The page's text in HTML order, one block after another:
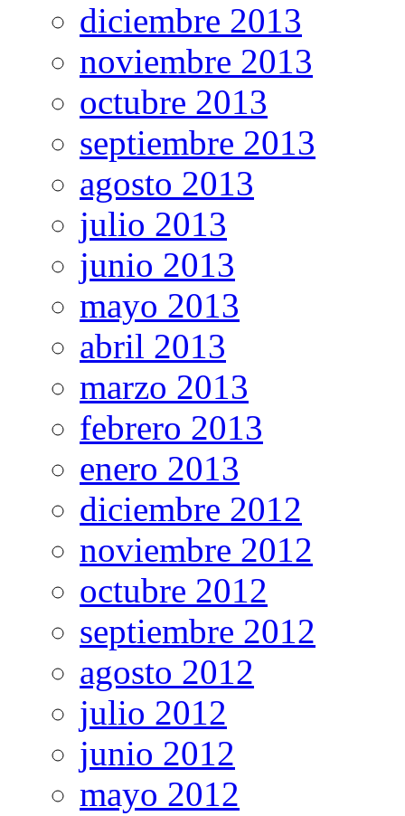
diciembre 2013
noviembre 2013
octubre 2013
septiembre 2013
agosto 2013
julio 2013
junio 2013
mayo 2013
abril 2013
marzo 2013
febrero 2013
enero 2013
diciembre 2012
noviembre 2012
octubre 2012
septiembre 2012
agosto 2012
julio 2012
junio 2012
mayo 2012